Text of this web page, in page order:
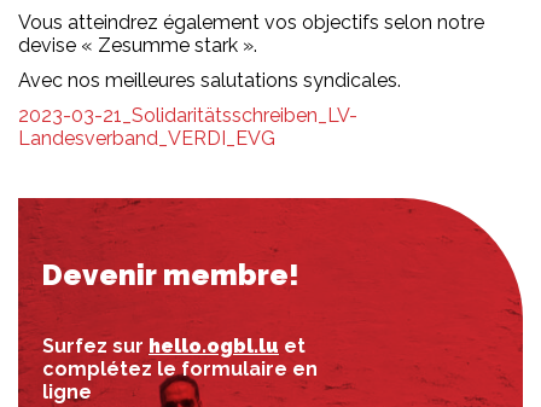
Vous atteindrez également vos objectifs selon notre
devise « Zesumme stark ».
Avec nos meilleures salutations syndicales.
2023-03-21_Solidaritätsschreiben_LV-
Landesverband_VERDI_EVG
Devenir membre!
Surfez sur hello.ogbl.lu et
complétez le formulaire en
ligne